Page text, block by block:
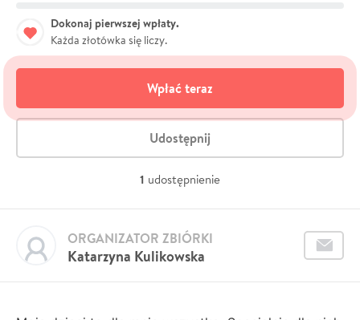
Dokonaj pierwszej wpłaty.
Każda złotówka się liczy.
Wpłać teraz
Udostępnij
1 udostępnienie
Katarzyna Kulikowska
ORGANIZATOR ZBIÓRKI